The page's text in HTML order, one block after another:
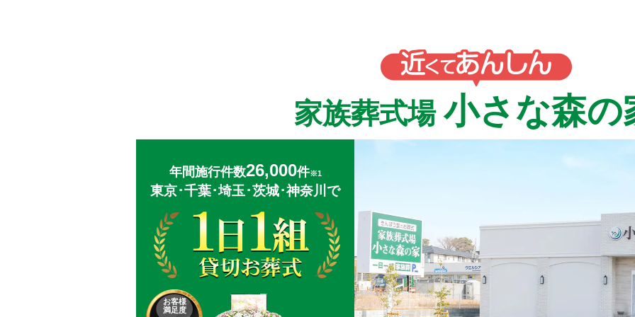
家族葬式場小さな森の
年間施行件数26,000件※1
東京･千葉･埼玉･茨城･神奈川で
お客様
満足度